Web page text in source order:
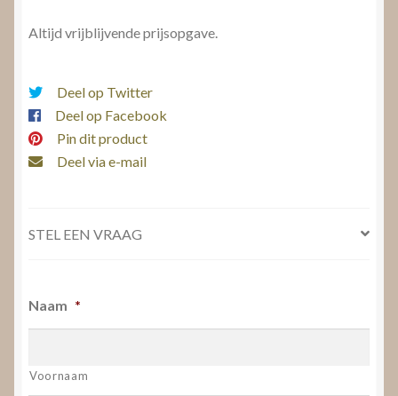
Altijd vrijblijvende prijsopgave.
Deel op Twitter
Deel op Facebook
Pin dit product
Deel via e-mail
STEL EEN VRAAG
Naam *
Voornaam